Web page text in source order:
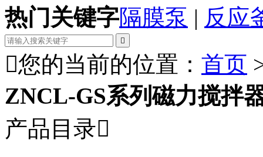
热门关键字隔膜泵 | 反应

您的当前的位置： 首页
ZNCL-GS系列磁力搅拌
产品目录